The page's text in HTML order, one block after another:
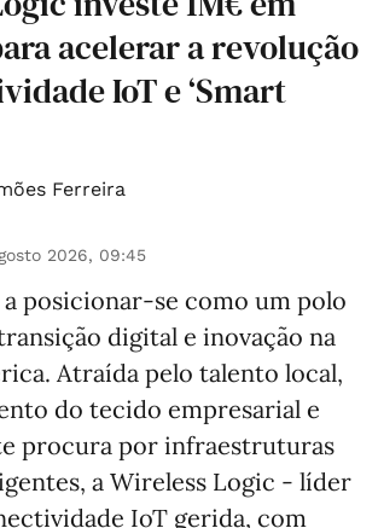
acelerar a revolução
IoT e ‘Smart
Ferreira
2026, 09:45
posicionar-se como um polo
digital e inovação na
Atraída pelo talento local,
do tecido empresarial e
procura por infraestruturas
a Wireless Logic - líder
IoT gerida, com